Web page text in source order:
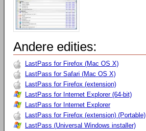
Andere edities:
LastPass for Firefox (Mac OS X)
LastPass for Safari (Mac OS X)
LastPass for Firefox (extension)
LastPass for Internet Explorer (64-bit)
LastPass for Internet Explorer
LastPass for Firefox (extension) (Portable)
LastPass (Universal Windows installer)